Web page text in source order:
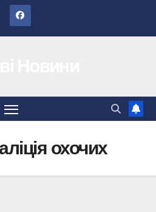
охочих